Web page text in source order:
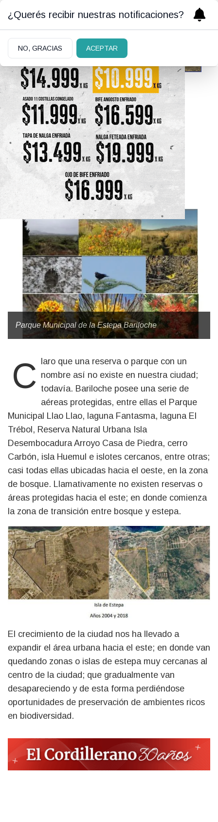
23/07/2021
Parque Municipal de la
Estepa Bariloche
Parque Municipal de la Estepa Bariloche
Claro que una reserva o parque con un nombre así no existe en nuestra ciudad;
todavía. Bariloche posee una serie de
aéreas protegidas, entre ellas el Parque
Municipal Llao Llao, laguna Fantasma, laguna El
Trébol, Reserva Natural Urbana Isla
Desembocadura Arroyo Casa de Piedra, cerro
Carbón, isla Huemul e islotes cercanos, entre otras;
casi todas ellas ubicadas hacia el oeste, en la zona
de bosque. Llamativamente no existen reservas o
áreas protegidas hacia el este; en donde comienza
la zona de transición entre bosque y estepa.
El crecimiento de la ciudad nos ha llevado a
expandir el área urbana hacia el este; en donde van
quedando zonas o islas de estepa muy cercanas al
centro de la ciudad; que gradualmente van
desapareciendo y de esta forma perdiéndose
oportunidades de preservación de ambientes ricos
en biodiversidad.
¿Querés recibir nuestras notificaciones?
NO, GRACIAS ACEPTAR